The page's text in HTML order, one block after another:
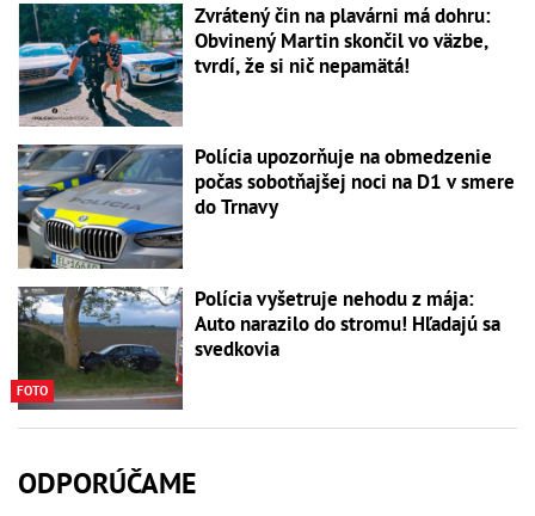
Zvrátený čin na plavárni má dohru:
Obvinený Martin skončil vo väzbe,
tvrdí, že si nič nepamätá!
Polícia upozorňuje na obmedzenie
počas sobotňajšej noci na D1 v smere
do Trnavy
FOTO
Polícia vyšetruje nehodu z mája:
Auto narazilo do stromu! Hľadajú sa
svedkovia
ODPORÚČAME